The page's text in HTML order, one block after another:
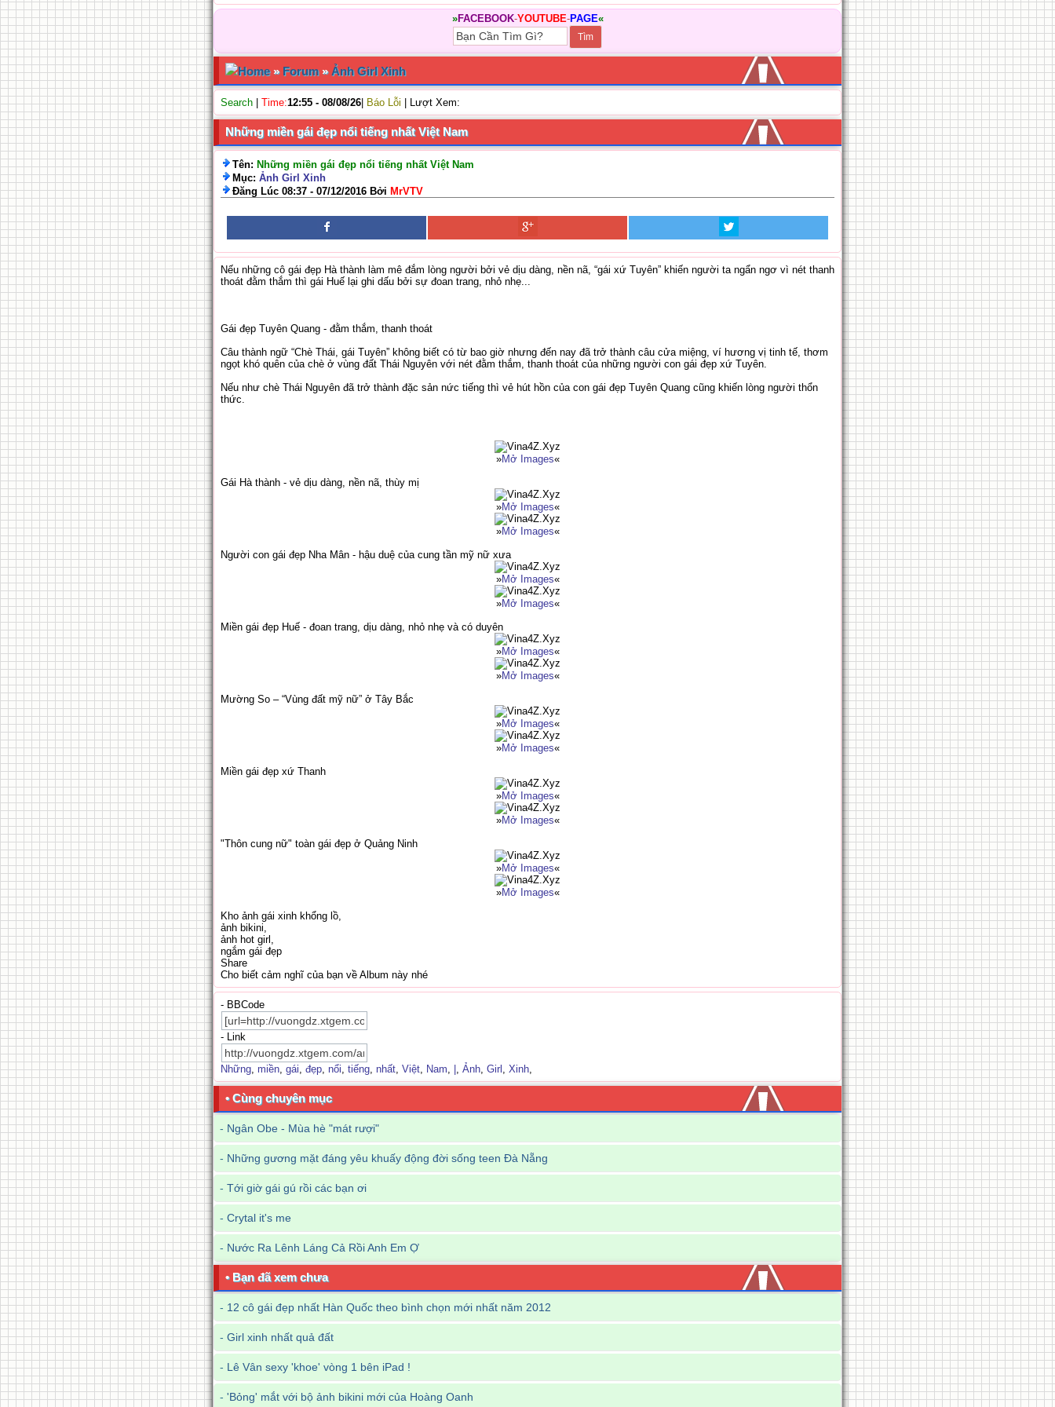
»FACEBOOK-YOUTUBE-PAGE«
Home» Forum»Ảnh Girl Xinh
Search Time:12:55 - 08/08/26 Báo Lỗi | Lượt Xem:
Những miền gái đẹp nổi tiếng nhất Việt Nam
Tên: Những miền gái đẹp nổi tiếng nhất Việt Nam
Mục: Ảnh Girl Xinh
Đăng Lúc 08:37 - 07/12/2016 Bởi MrVTV
Nếu những cô gái đẹp Hà thành làm mê đắm lòng người bởi vẻ dịu dàng, nền nã, “gái xứ Tuyên” khiến người ta ngẩn ngơ vì nét thanh
thoát đằm thắm thì gái Huế lại ghi dấu bởi sự đoan trang, nhỏ nhẹ...
Gái đẹp Tuyên Quang - đằm thắm, thanh thoát
Câu thành ngữ “Chè Thái, gái Tuyên” không biết có từ bao giờ nhưng đến nay đã trở thành câu cửa miệng, ví hương vị tinh tế, thơm
ngọt khó quên của chè ở vùng đất Thái Nguyên với nét đằm thắm, thanh thoát của những người con gái đẹp xứ Tuyên.
Nếu như chè Thái Nguyên đã trở thành đặc sản nức tiếng thì vẻ hút hồn của con gái đẹp Tuyên Quang cũng khiến lòng người thổn
thức.
»Mở Images«
Gái Hà thành - vẻ dịu dàng, nền nã, thùy mị
»Mở Images«
»Mở Images«
Người con gái đẹp Nha Mân - hậu duệ của cung tần mỹ nữ xưa
»Mở Images«
»Mở Images«
Miền gái đẹp Huế - đoan trang, dịu dàng, nhỏ nhẹ và có duyên
»Mở Images«
»Mở Images«
Mường So – “Vùng đất mỹ nữ” ở Tây Bắc
»Mở Images«
»Mở Images«
Miền gái đẹp xứ Thanh
»Mở Images«
»Mở Images«
"Thôn cung nữ" toàn gái đẹp ở Quảng Ninh
»Mở Images«
»Mở Images«
Kho ảnh gái xinh khổng lồ,
ảnh bikini,
ảnh hot girl,
ngắm gái đẹp
Share
Cho biết cảm nghĩ của bạn về Album này nhé
- BBCode
- Link
Những, miền, gái, đẹp, nổi, tiếng, nhất, Việt, Nam, , Ảnh, Girl , Xinh,
• Cùng chuyên mục
- Ngân Obe - Mùa hè "mát rượi"
- Những gương mặt đáng yêu khuấy động đời sống teen Đà Nẵng
- Tới giờ gái gú rồi các bạn ơi
- Crytal it's me
- Nước Ra Lênh Láng Cả Rồi Anh Em Ợ
• Bạn đã xem chưa
- 12 cô gái đẹp nhất Hàn Quốc theo bình chọn mới nhất năm 2012
- Girl xinh nhất quả đất
- Lê Vân sexy 'khoe' vòng 1 bên iPad !
- 'Bỏng' mắt với bộ ảnh bikini mới của Hoàng Oanh